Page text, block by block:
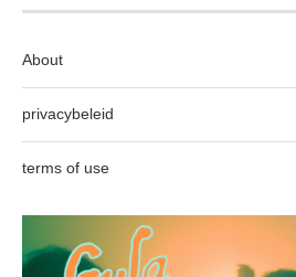
About
privacybeleid
terms of use